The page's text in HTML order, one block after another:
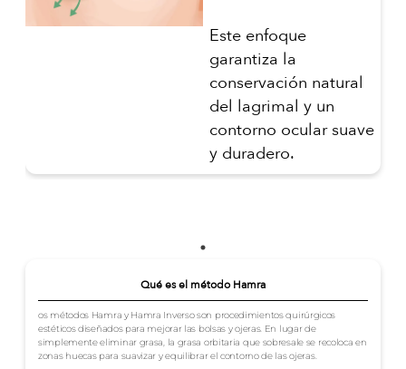
Este enfoque
garantiza la
conservación natural
del lagrimal y un
contorno ocular suave
y duradero.
Qué es el método Hamra
os métodos Hamra y Hamra Inverso son procedimientos quirúrgicos
estéticos diseñados para mejorar las bolsas y ojeras. En lugar de
simplemente eliminar grasa, la grasa orbitaria que sobresale se recoloca en
zonas huecas para suavizar y equilibrar el contorno de las ojeras.